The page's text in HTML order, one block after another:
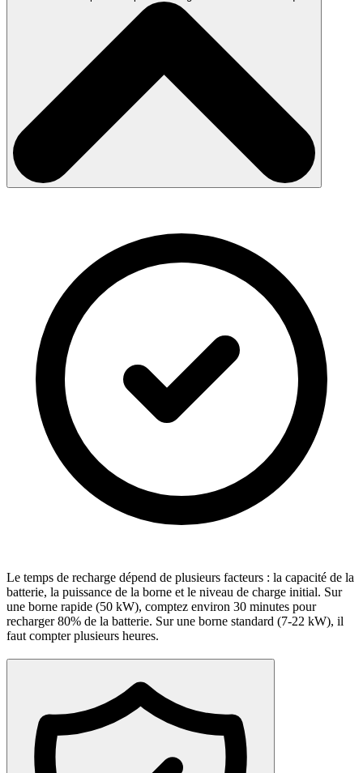
Le temps de recharge dépend de plusieurs facteurs : la capacité de la
batterie, la puissance de la borne et le niveau de charge initial. Sur
une borne rapide (50 kW), comptez environ 30 minutes pour
recharger 80% de la batterie. Sur une borne standard (7-22 kW), il
faut compter plusieurs heures.